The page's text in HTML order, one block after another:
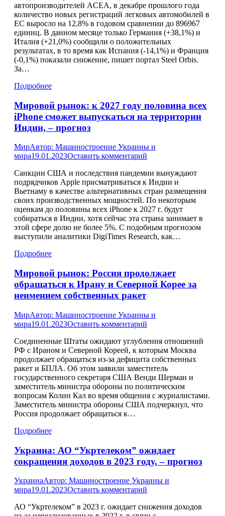
автопроизводителей ACEA, в декабре прошлого года
количество новых регистраций легковых автомобилей в
ЕС выросло на 12,8% в годовом сравнении до 896967
единиц. В данном месяце только Германия (+38,1%) и
Италия (+21,0%) сообщили о положительных
результатах, в то время как Испания (-14,1%) и Франция
(-0,1%) показали снижение, пишет портал Steel Orbis.
За…
Подробнее
Мировой рынок: к 2027 году половина всех
iPhone сможет выпускаться на территории
Индии, – прогноз
МирАвтор: Машиностроение Украины и
мира19.01.2023Оставить комментарий
Санкции США и последствия пандемии вынуждают
подрядчиков Apple присматриваться к Индии и
Вьетнаму в качестве альтернативных стран размещения
своих производственных мощностей. По некоторым
оценкам до половины всех iPhone к 2027 г. будут
собираться в Индии, хотя сейчас эта страна занимает в
этой сфере долю не более 5%. С подобным прогнозом
выступили аналитики DigiTimes Research, как…
Подробнее
Мировой рынок: Россия продолжает
обращаться к Ирану и Северной Корее за
неимением собственных ракет
МирАвтор: Машиностроение Украины и
мира19.01.2023Оставить комментарий
Соединенные Штаты ожидают углубления отношений
РФ с Ираном и Северной Кореей, к которым Москва
продолжает обращаться из-за дефицита собственных
ракет и БПЛА. Об этом заявили заместитель
государственного секретаря США Венди Шерман и
заместитель министра обороны по политическим
вопросам Колин Кал во время общения с журналистами.
Заместитель министра обороны США подчеркнул, что
Россия продолжает обращаться к…
Подробнее
Украина: АО “Укртелеком” ожидает
сокращения доходов в 2023 году, – прогноз
УкраинаАвтор: Машиностроение Украины и
мира19.01.2023Оставить комментарий
АО “Укртелеком” в 2023 г. ожидает снижения доходов